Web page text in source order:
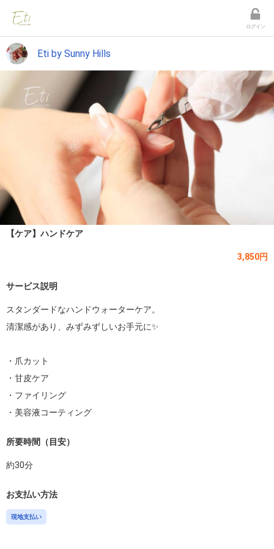
ログイン
Eti by Sunny Hills
【ケア】ハンドケア
3,850円
サービス説明
スタンダードなハンドウォーターケア。
清潔感があり、みずみずしいお手元に✨
・爪カット
・甘皮ケア
・ファイリング
・美容液コーティング
所要時間（目安）
約30分
お支払い方法
現地支払い